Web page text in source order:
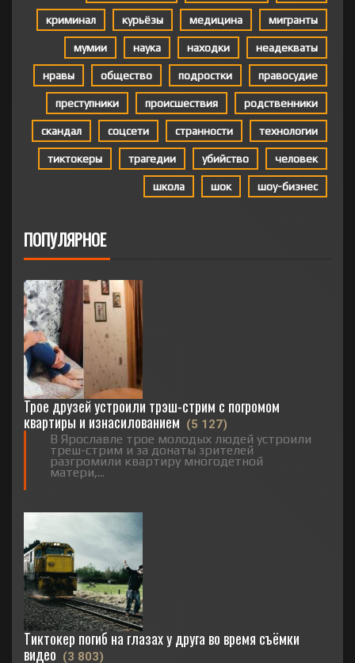
криминал курьёзы медицина мигранты
мумии наука находки неадекваты
нравы общество подростки правосудие
преступники происшествия родственники
скандал соцсети странности технологии
тиктокеры трагедии убийство человек
школа шок шоу-бизнес
ПОПУЛЯРНОЕ
Трое друзей устроили трэш-стрим с погромом
квартиры и изнасилованием (5 127)
В Ярославле трое молодых людей устроили
треш-стрим и за донаты зрителей
разгромили квартиру многодетной
матери,...
Тиктокер погиб на глазах у друга во время съёмки
видео (3 803)